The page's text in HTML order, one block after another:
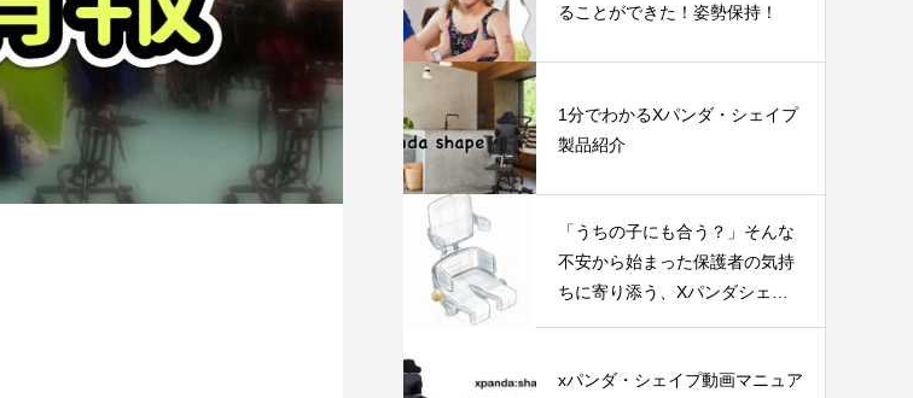
ることができた！姿勢保持！
1分でわかるXパンダ・シェイプ
製品紹介
「うちの子にも合う？」そんな
不安から始まった保護者の気持
ちに寄り添う、Xパンダシェイ
xパンダ・シェイプ動画マニュア